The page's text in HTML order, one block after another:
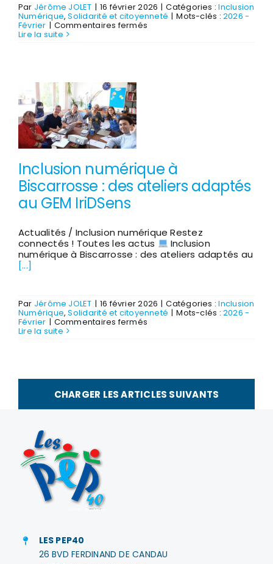
Par Jérôme JOLET | 16 février 2026 | Catégories :Inclusion
Numérique,Solidarité et citoyenneté | Mots-clés :2026 -
Février | Commentaires fermés
Lire la suite
Inclusion numérique à
Biscarrosse : des ateliers adaptés
au GEM IriDSens
Actualités / Inclusion numérique Restez
connectés ! Toutes les actus
Inclusion
numérique à Biscarrosse : des ateliers adaptés au
[...]
Par Jérôme JOLET | 16 février 2026 | Catégories :Inclusion
Numérique,Solidarité et citoyenneté | Mots-clés :2026 -
Février | Commentaires fermés
des
adaptés
GEM
Lire la suite
CHARGER LES ARTICLES SUIVANTS
LES PEP40
26 BVD FERDINAND DE CANDAU